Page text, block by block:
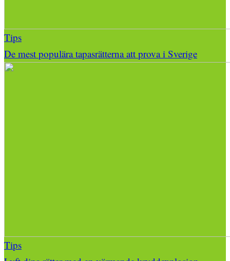
Tips
De mest populära tapasrätterna att prova i Sverige
Tips